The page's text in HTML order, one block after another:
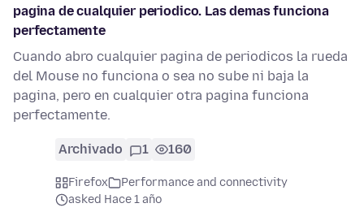
pagina de cualquier periodico. Las demas funciona
perfectamente
Cuando abro cualquier pagina de periodicos la rueda
del Mouse no funciona o sea no sube ni baja la
pagina, pero en cualquier otra pagina funciona
perfectamente.
Archivado 1 160
Firefox
Performance and connectivity
asked Hace 1 año